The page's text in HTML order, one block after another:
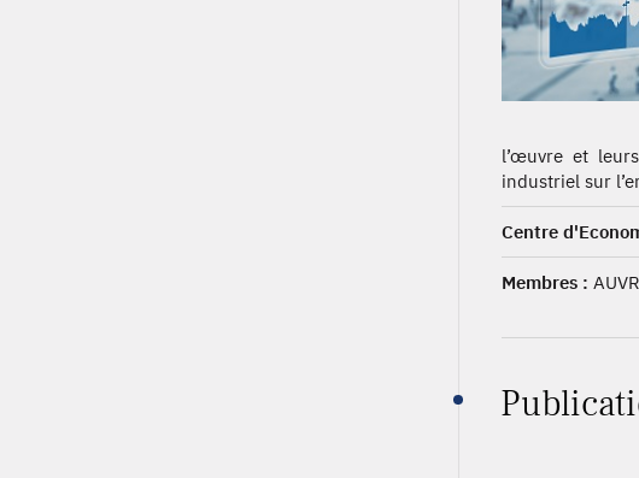
l’œuvre et
industriel sur
Centre
Membres :